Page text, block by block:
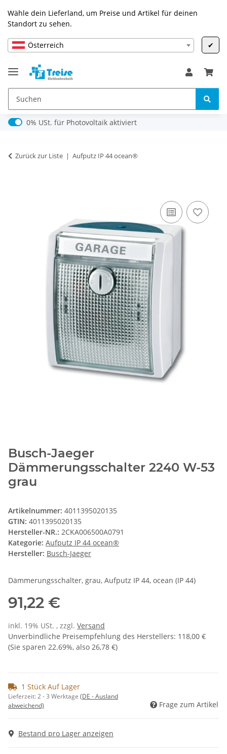
Wähle dein Lieferland, um Preise und Artikel für deinen
Standort zu sehen.
Österreich ✔
0% USt. für Photovoltaik (§ 12 Abs. 3 UStG)
0% USt. für Photovoltaik aktiviert
Zurück zur Liste Aufputz IP 44 ocean®
Busch-Jaeger
Dämmerungsschalter 2240 W-53
grau
Artikelnummer: 4011395020135
GTIN: 4011395020135
Hersteller-NR.: 2CKA006500A0791
Kategorie: Aufputz IP 44 ocean®
Hersteller: Busch-Jaeger
Dämmerungsschalter, grau, Aufputz IP 44, ocean (IP 44)
91,22 €
inkl. 19% USt. , zzgl. Versand
Unverbindliche Preisempfehlung des Herstellers: 118,00 €
(Sie sparen 22.69%, also 26,78 €)
1 Stück Auf Lager
Lieferzeit:2 - 3 Werktage (DE - Ausland
abweichend)
Frage zum Artikel
Bestand pro Lager anzeigen